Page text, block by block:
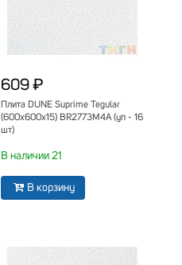
609 ₽
Плита DUNE Suprime Tegular
(600х600х15) BR2773M4A (уп - 16
шт)
В наличии 21
В корзину